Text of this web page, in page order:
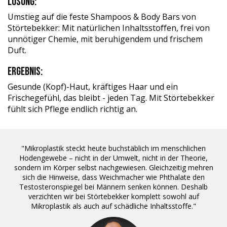
VOLKER
Verifizierter Kunde
Premium Duschset - Hair Anti-Schuppen
Peter
Verifizierter Kunde
Anonym
Verifizierter Kunde
After Shave Balm Sandelholz
Finde den Geschmack / Duft sehr gut und kann
Festes Shampoo (Lavendel)
Sodium Cocoyl Isethionate, Hydrogenated
Vegetable Oil, Aqua, Polyglyceryl-4-Laurate,
Acetate, Lavandula Oil/Extract, Terpineol,
Lavandula Angustifolia Oil, Simmondsia Chinensis
Seed Oil, Tetrasodium Glutamate Diacetate,
Geraniol, Camphor, Coumarin, Geranyl Acetate,
Festes Shampoo (Crusoe)
Sodium Cocoyl Isethionate, Hydrogenated
Vegetable Oil, Aqua, Polyglyceryl-4-Laurate,
Glycerin, Zea Mays Starch, Parfum, Tetramethyl
Acetyloctahydronaphthalenes, Hexyl Cinnamal,
Tetrasodium Glutamate Diacetate, Linalyl Acetate,
Amyl Salicylate, Limonene, Lavandula Oil/ Extract,
Umstieg auf die feste Shampoos & Body Bars von
Störtebekker: Mit natürlichen Inhaltsstoffen, frei von
unnötiger Chemie, mit beruhigendem und frischem
Duft.
Ergebnis:
Gesunde (Kopf)-Haut, kräftiges Haar und ein
Frischegefühl, das bleibt - jeden Tag. Mit Störtebekker
fühlt sich Pflege endlich richtig an.
"Mikroplastik steckt heute buchstäblich im menschlichen
Hodengewebe – nicht in der Umwelt, nicht in der Theorie,
sondern im Körper selbst nachgewiesen. Gleichzeitig mehren
sich die Hinweise, dass Weichmacher wie Phthalate den
Testosteronspiegel bei Männern senken können. Deshalb
verzichten wir bei Störtebekker komplett sowohl auf
Mikroplastik als auch auf schädliche Inhaltsstoffe."